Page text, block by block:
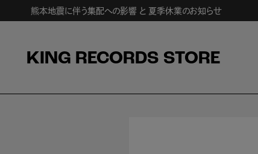
熊本地震に伴う集配への影響 と 夏季休業のお知らせ
KING RECORDS STORE